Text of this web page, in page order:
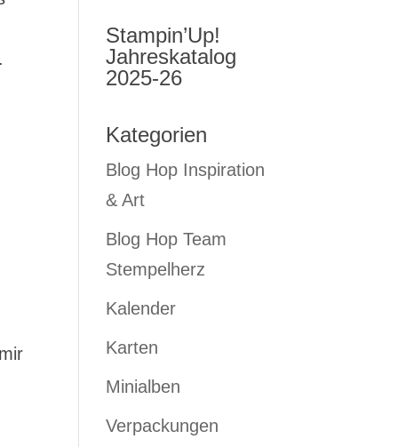
Stampin’Up!
Jahreskatalog
2025-26
Kategorien
Blog Hop Inspiration
& Art
Blog Hop Team
Stempelherz
Kalender
Karten
Minialben
Verpackungen